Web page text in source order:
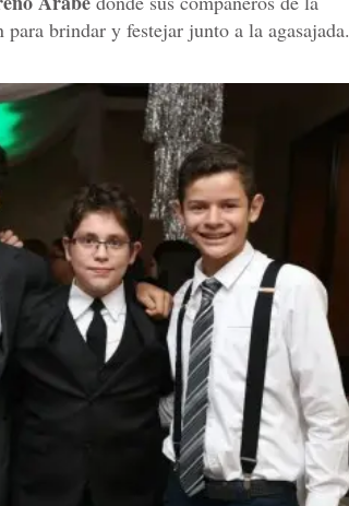
brindar y festejar junto a la agasajada.